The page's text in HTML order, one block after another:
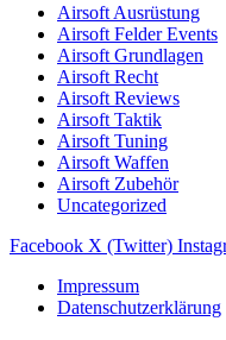
Airsoft Ausrüstung
Airsoft Felder Events
Airsoft Grundlagen
Airsoft Recht
Airsoft Reviews
Airsoft Taktik
Airsoft Tuning
Airsoft Waffen
Airsoft Zubehör
Uncategorized
Facebook X (Twitter)
Impressum
Datenschutzerklärung